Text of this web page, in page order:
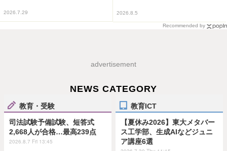
2026.7.29 2026.8.5
Recommended by
advertisement
NEWS CATEGORY
教育・受験
司法試験予備試験、短答式
2,668人が合格…最高239点
2026.8.7 Fri 13:45
教育ICT
【夏休み2026】東大メタバー
ス工学部、生成AIなどジュニ
ア講座6選